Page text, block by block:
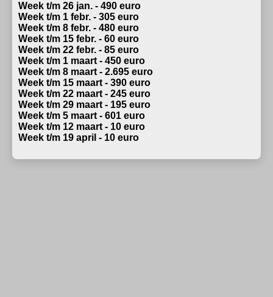
Week t/m 26 jan. - 490 euro
Week t/m 1 febr. - 305 euro
Week t/m 8 febr. - 480 euro
Week t/m 15 febr. - 60 euro
Week t/m 22 febr. - 85 euro
Week t/m 1 maart - 450 euro
Week t/m 8 maart - 2.695 euro
Week t/m 15 maart - 390 euro
Week t/m 22 maart - 245 euro
Week t/m 29 maart - 195 euro
Week t/m 5 maart - 601 euro
Week t/m 12 maart - 10 euro
Week t/m 19 april - 10 euro